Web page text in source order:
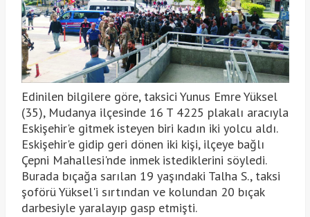
Edinilen bilgilere göre, taksici Yunus Emre Yüksel
(35), Mudanya ilçesinde 16 T 4225 plakalı aracıyla
Eskişehir'e gitmek isteyen biri kadın iki yolcu aldı.
Eskişehir'e gidip geri dönen iki kişi, ilçeye bağlı
Çepni Mahallesi'nde inmek istediklerini söyledi.
Burada bıçağa sarılan 19 yaşındaki Talha S., taksi
şoförü Yüksel'i sırtından ve kolundan 20 bıçak
darbesiyle yaralayıp gasp etmişti.